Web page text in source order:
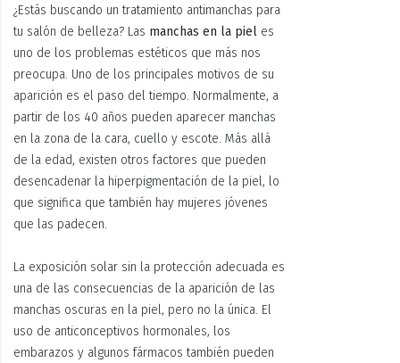
¿Estás buscando un tratamiento antimanchas para
tu salón de belleza? Las manchas en la piel es
uno de los problemas estéticos que más nos
preocupa. Uno de los principales motivos de su
aparición es el paso del tiempo. Normalmente, a
partir de los 40 años pueden aparecer manchas
en la zona de la cara, cuello y escote. Más allá
de la edad, existen otros factores que pueden
desencadenar la hiperpigmentación de la piel, lo
que significa que también hay mujeres jóvenes
que las padecen.
La exposición solar sin la protección adecuada es
una de las consecuencias de la aparición de las
manchas oscuras en la piel, pero no la única. El
uso de anticonceptivos hormonales, los
embarazos y algunos fármacos también pueden